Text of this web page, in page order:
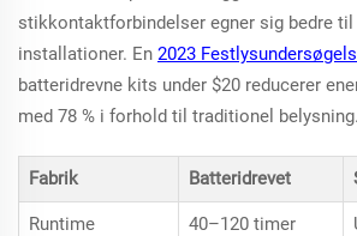
stikkontaktforbindelser egner sig bedre
installationer. En 2023
batteridrevne kits under $20 reducerer
med 78 % i forhold til traditionel belysning.
Fabrik Batteridrevet
Runtime 40–120 timer